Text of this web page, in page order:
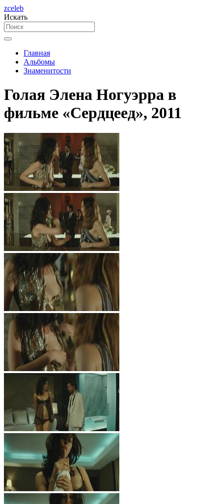
zceleb
Искать
Главная
Альбомы
Знаменитости
Голая Элена Ногуэрра в
фильме «Сердцеед», 2011